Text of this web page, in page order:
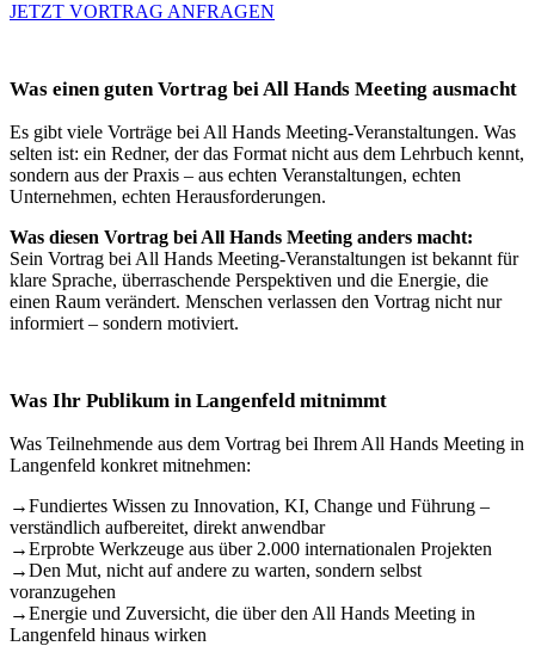
JETZT VORTRAG ANFRAGEN
Was einen guten Vortrag bei All Hands Meeting ausmacht
Es gibt viele Vorträge bei All Hands Meeting-Veranstaltungen. Was
selten ist: ein Redner, der das Format nicht aus dem Lehrbuch kennt,
sondern aus der Praxis – aus echten Veranstaltungen, echten
Unternehmen, echten Herausforderungen.
Was diesen Vortrag bei All Hands Meeting anders macht:
Sein Vortrag bei All Hands Meeting-Veranstaltungen ist bekannt für
klare Sprache, überraschende Perspektiven und die Energie, die
einen Raum verändert. Menschen verlassen den Vortrag nicht nur
informiert – sondern motiviert.
Was Ihr Publikum in Langenfeld mitnimmt
Was Teilnehmende aus dem Vortrag bei Ihrem All Hands Meeting in
Langenfeld konkret mitnehmen:
→Fundiertes Wissen zu Innovation, KI, Change und Führung –
verständlich aufbereitet, direkt anwendbar
→Erprobte Werkzeuge aus über 2.000 internationalen Projekten
→Den Mut, nicht auf andere zu warten, sondern selbst
voranzugehen
→Energie und Zuversicht, die über den All Hands Meeting in
Langenfeld hinaus wirken